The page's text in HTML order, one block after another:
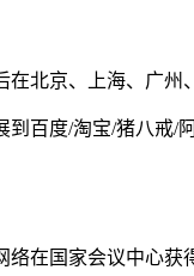
在北京、上海、广州
到百度/淘宝/猪八戒/
络在国家会议中心获